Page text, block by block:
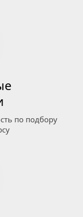
по подбору